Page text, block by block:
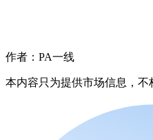
作者：PA一线
本内容只为提供市场信息，不